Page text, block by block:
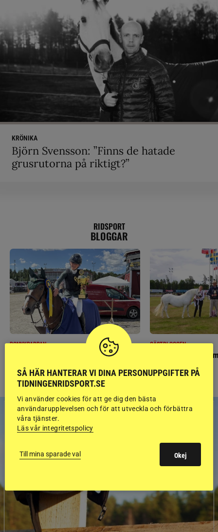
KRÖNIKA
Björn Svensson: ”Finns de hatade
grusrutorna på riktigt?”
RIDSPORT
BLOGGAR
PONNYPAPPAN
Ponnypappan: Kärlek från första gnägget
GÄSTBLOGGEN
Finaldag med
SÅ HÄR HANTERAR VI DINA PERSONUPPGIFTER PÅ
TIDNINGENRIDSPORT.SE
Vi använder cookies för att ge dig den bästa
användarupplevelsen och för att utveckla och förbättra
våra tjänster.
Läs vår integritetspolicy
Till mina sparade val Okej